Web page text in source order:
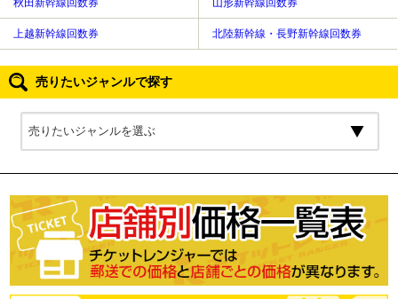
秋田新幹線回数券 山形新幹線回数券
上越新幹線回数券 北陸新幹線・長野新幹線回数券
売りたいジャンルで探す